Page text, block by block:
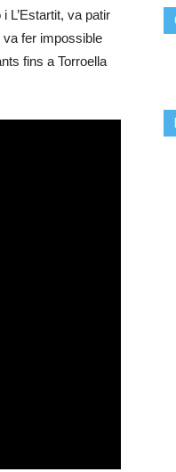
L’Estartit, va patir
va fer impossible
fins a Torroella